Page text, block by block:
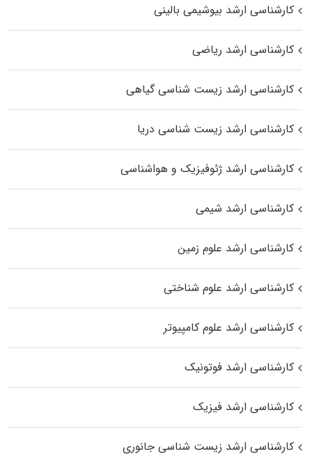
کارشناسی ارشد بیوشیمی بالینی
کارشناسی ارشد ریاضی
کارشناسی ارشد زیست‌ شناسی گیاهی
کارشناسی ارشد زیست‌ شناسی دریا
کارشناسی ارشد ژئوفیزیک و هواشناسی
کارشناسی ارشد شیمی
کارشناسی ارشد علوم زمین
کارشناسی ارشد علوم شناختی
کارشناسی ارشد علوم کامپیوتر
کارشناسی ارشد فوتونیک
کارشناسی ارشد فیزیک
کارشناسی ارشد زیست‌ شناسی جانوری